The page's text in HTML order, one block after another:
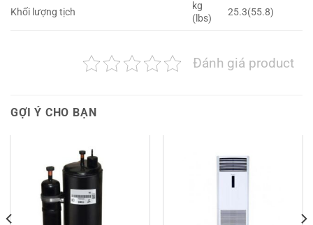
Khối lượng tịch
kg
(lbs)
25.3(55.8)
Đánh giá product
GỢI Ý CHO BẠN